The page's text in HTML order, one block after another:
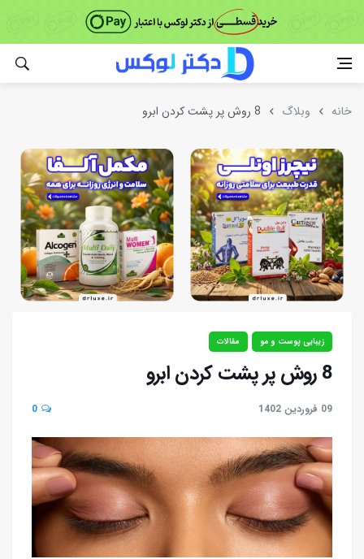
خانه وبلاگ 8 روش پر پشت کردن ابرو
زیبایی پوست و مو مقالات
8 روش پر پشت کردن ابرو
09 فروردین 1402 0